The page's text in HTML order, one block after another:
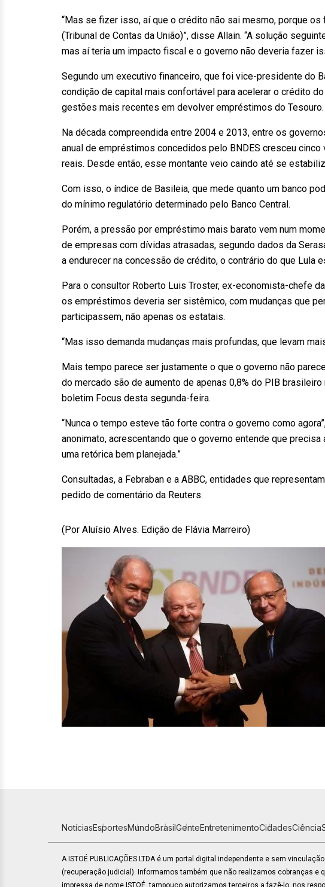
“Mas se fizer isso, aí que o crédito não sai mesmo, porque
(Tribunal de Contas da União)”, disse Allain. “A solução
mas aí teria um impacto fiscal e o governo não deveria fazer
Segundo um executivo financeiro, que foi vice-presidente do
condição de capital mais confortável para acelerar o crédito
gestões mais recentes em devolver empréstimos do Tesouro.
Na década compreendida entre 2004 e 2013, entre os
anual de empréstimos concedidos pelo BNDES cresceu
reais. Desde então, esse montante veio caindo até se
Com isso, o índice de Basileia, que mede quanto um banco
do mínimo regulatório determinado pelo Banco Central.
Porém, a pressão por empréstimo mais barato vem num
de empresas com dívidas atrasadas, segundo dados da
a endurecer na concessão de crédito, o contrário do que Lula
Para o consultor Roberto Luis Troster, ex-economista-chefe
os empréstimos deveria ser sistêmico, com mudanças que
participassem, não apenas os estatais.
“Mas isso demanda mudanças mais profundas, que levam
Mais tempo parece ser justamente o que o governo não
do mercado são de aumento de apenas 0,8% do PIB
boletim Focus desta segunda-feira.
“Nunca o tempo esteve tão forte contra o governo como
anonimato, acrescentando que o governo entende que precisa
uma retórica bem planejada.”
Consultadas, a Febraban e a ABBC, entidades que
pedido de comentário da Reuters.
(Por Aluísio Alves. Edição de Flávia Marreiro)
NotíciasEsportesMundoBrasilGenteEntretenimentoCidadesCiência
A ISTOÉ PUBLICAÇÕES LTDA é um portal digital independente e sem
(recuperação judicial). Informamos também que não realizamos cobranças
impressa de nome ISTOÉ, tampouco autorizamos terceiros a fazê-lo, nos